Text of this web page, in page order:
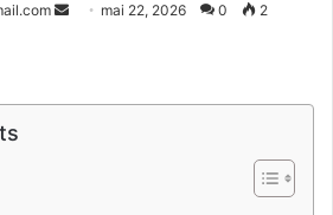
Envoyermai 22, 2026 0 2